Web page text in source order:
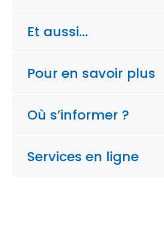
Et aussi…
Pour en savoir plus
Où s’informer ?
Services en ligne